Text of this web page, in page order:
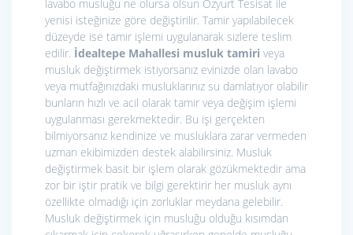
lavabo musluğu ne olursa olsun Özyurt Tesisat ile
yenisi isteğinize göre değiştirilir. Tamir yapılabilecek
düzeyde ise tamir işlemi uygulanarak sizlere teslim
edilir. İdealtepe Mahallesi musluk tamiri veya
musluk değiştirmek istiyorsanız evinizde olan lavabo
veya mutfağınızdaki musluklarınız su damlatıyor olabilir
bunların hızlı ve acil olarak tamir veya değişim işlemi
uygulanması gerekmektedir. Bu işi gerçekten
bilmiyorsanız kendinize ve musluklara zarar vermeden
uzman ekibimizden destek alabilirsiniz. Musluk
değiştirmek basit bir işlem olarak gözükmektedir ama
zor bir iştir pratik ve bilgi gerektirir her musluk aynı
özellikte olmadığı için zorluklar meydana gelebilir.
Musluk değiştirmek için musluğu olduğu kısımdan